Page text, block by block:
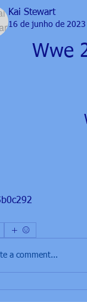
Kai Stewart
16 de junho de 2023
Wwe
a comment...